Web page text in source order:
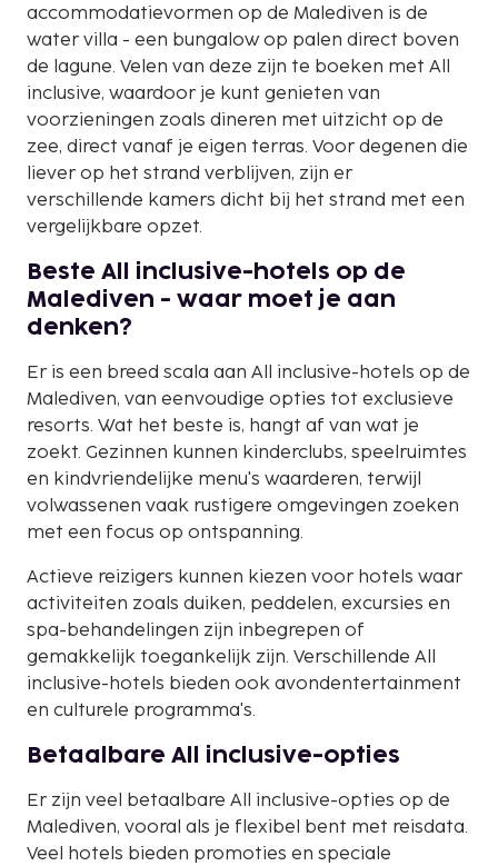
accommodatievormen op de Malediven is de
water villa - een bungalow op palen direct boven
de lagune. Velen van deze zijn te boeken met All
inclusive, waardoor je kunt genieten van
voorzieningen zoals dineren met uitzicht op de
zee, direct vanaf je eigen terras. Voor degenen die
liever op het strand verblijven, zijn er
verschillende kamers dicht bij het strand met een
vergelijkbare opzet.
Beste All inclusive-hotels op de
Malediven - waar moet je aan
denken?
Er is een breed scala aan All inclusive-hotels op de
Malediven, van eenvoudige opties tot exclusieve
resorts. Wat het beste is, hangt af van wat je
zoekt. Gezinnen kunnen kinderclubs, speelruimtes
en kindvriendelijke menu's waarderen, terwijl
volwassenen vaak rustigere omgevingen zoeken
met een focus op ontspanning.
Actieve reizigers kunnen kiezen voor hotels waar
activiteiten zoals duiken, peddelen, excursies en
spa-behandelingen zijn inbegrepen of
gemakkelijk toegankelijk zijn. Verschillende All
inclusive-hotels bieden ook avondentertainment
en culturele programma's.
Betaalbare All inclusive-opties
Er zijn veel betaalbare All inclusive-opties op de
Malediven, vooral als je flexibel bent met reisdata.
Veel hotels bieden promoties en speciale